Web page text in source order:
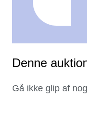
Denne
Gå ikke glip af